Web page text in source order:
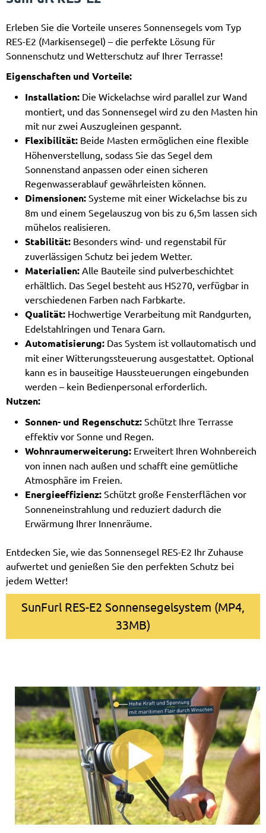
Erleben Sie die Vorteile unseres Sonnensegels vom Typ
RES-E2 (Markisensegel) – die perfekte Lösung für
Sonnenschutz und Wetterschutz auf Ihrer Terrasse!
Eigenschaften und Vorteile:
Installation: Die Wickelachse wird parallel zur Wand
montiert, und das Sonnensegel wird zu den Masten hin
mit nur zwei Auszugleinen gespannt.
Flexibilität: Beide Masten ermöglichen eine flexible
Höhenverstellung, sodass Sie das Segel dem
Sonnenstand anpassen oder einen sicheren
Regenwasserablauf gewährleisten können.
Dimensionen: Systeme mit einer Wickelachse bis zu
8m und einem Segelauszug von bis zu 6,5m lassen sich
mühelos realisieren.
Stabilität: Besonders wind- und regenstabil für
zuverlässigen Schutz bei jedem Wetter.
Materialien: Alle Bauteile sind pulverbeschichtet
erhältlich. Das Segel besteht aus HS270, verfügbar in
verschiedenen Farben nach Farbkarte.
Qualität: Hochwertige Verarbeitung mit Randgurten,
Edelstahlringen und Tenara Garn.
Automatisierung: Das System ist vollautomatisch und
mit einer Witterungssteuerung ausgestattet. Optional
kann es in bauseitige Haussteuerungen eingebunden
werden – kein Bedienpersonal erforderlich.
Nutzen:
Sonnen- und Regenschutz: Schützt Ihre Terrasse
effektiv vor Sonne und Regen.
Wohnraumerweiterung: Erweitert Ihren Wohnbereich
von innen nach außen und schafft eine gemütliche
Atmosphäre im Freien.
Energieeffizienz: Schützt große Fensterflächen vor
Sonneneinstrahlung und reduziert dadurch die
Erwärmung Ihrer Innenräume.
Entdecken Sie, wie das Sonnensegel RES-E2 Ihr Zuhause
aufwertet und genießen Sie den perfekten Schutz bei
jedem Wetter!
SunFurl RES-E2 Sonnensegelsystem (MP4,
33MB)